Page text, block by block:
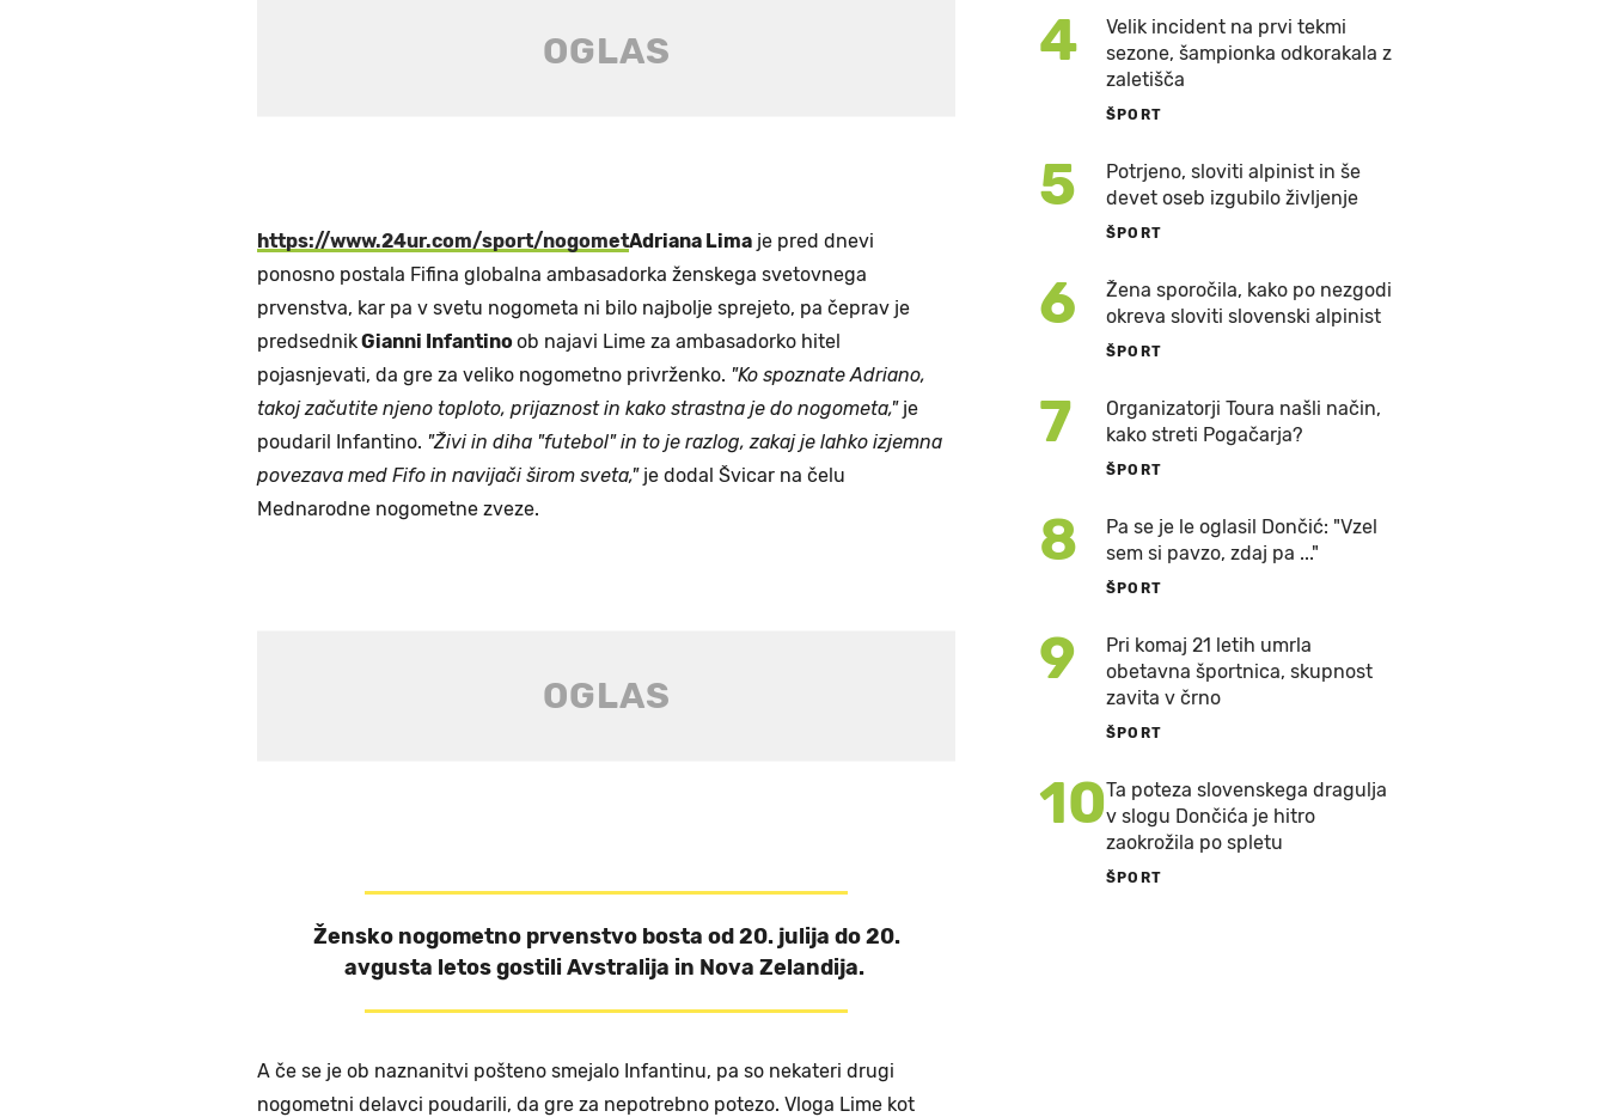
https://www.24ur.com/sport/nogometAdriana Lima je pred dnevi
ponosno postala Fifina globalna ambasadorka ženskega svetovnega
prvenstva, kar pa v svetu nogometa ni bilo najbolje sprejeto, pa čeprav je
predsednikGianni Infantinoob najavi Lime za ambasadorko hitel
pojasnjevati, da gre za veliko nogometno privrženko. "Ko spoznate Adriano,
takoj začutite njeno toploto, prijaznost in kako strastna je do nogometa,"je
poudaril Infantino. "Živi in diha "futebol" in to je razlog, zakaj je lahko izjemna
povezava med Fifo in navijači širom sveta," je dodal Švicar na čelu
Mednarodne nogometne zveze.
Žensko nogometno prvenstvo bosta od 20. julija do 20.
avgusta letos gostili Avstralija in Nova Zelandija.
A če se je ob naznanitvi pošteno smejalo Infantinu, pa so nekateri drugi
nogometni delavci poudarili, da gre za nepotrebno potezo. Vloga Lime kot
4
Velik incident na prvi tekmi
sezone, šampionka odkorakala z
zaletišča
ŠPORT
5
Potrjeno, sloviti alpinist in še
devet oseb izgubilo življenje
ŠPORT
6
Žena sporočila, kako po nezgodi
okreva sloviti slovenski alpinist
ŠPORT
7
Organizatorji Toura našli način,
kako streti Pogačarja?
ŠPORT
8
Pa se je le oglasil Dončić: "Vzel
sem si pavzo, zdaj pa ..."
ŠPORT
9
Pri komaj 21 letih umrla
obetavna športnica, skupnost
zavita v črno
ŠPORT
10Ta poteza slovenskega dragulja
v slogu Dončića je hitro
zaokrožila po spletu
ŠPORT